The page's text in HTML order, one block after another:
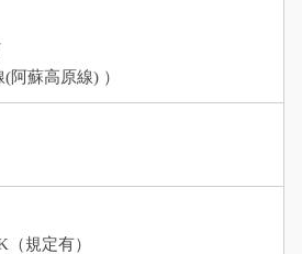
阿蘇高原線) ）
規定有）